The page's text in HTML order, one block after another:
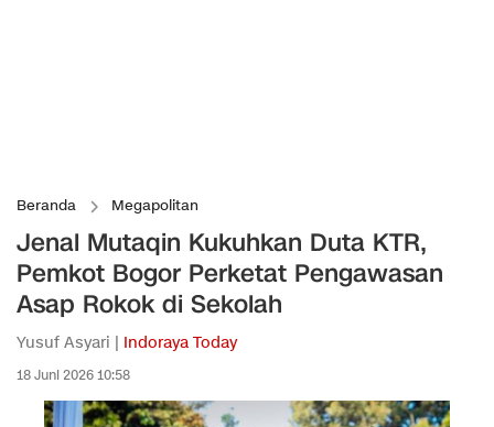
Beranda Megapolitan
Jenal Mutaqin Kukuhkan Duta KTR,
Pemkot Bogor Perketat Pengawasan
Asap Rokok di Sekolah
Yusuf Asyari | Indoraya Today
18 Juni 2026 10:58